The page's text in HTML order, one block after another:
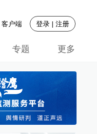
客户端 登录 | 注册
专题 更多